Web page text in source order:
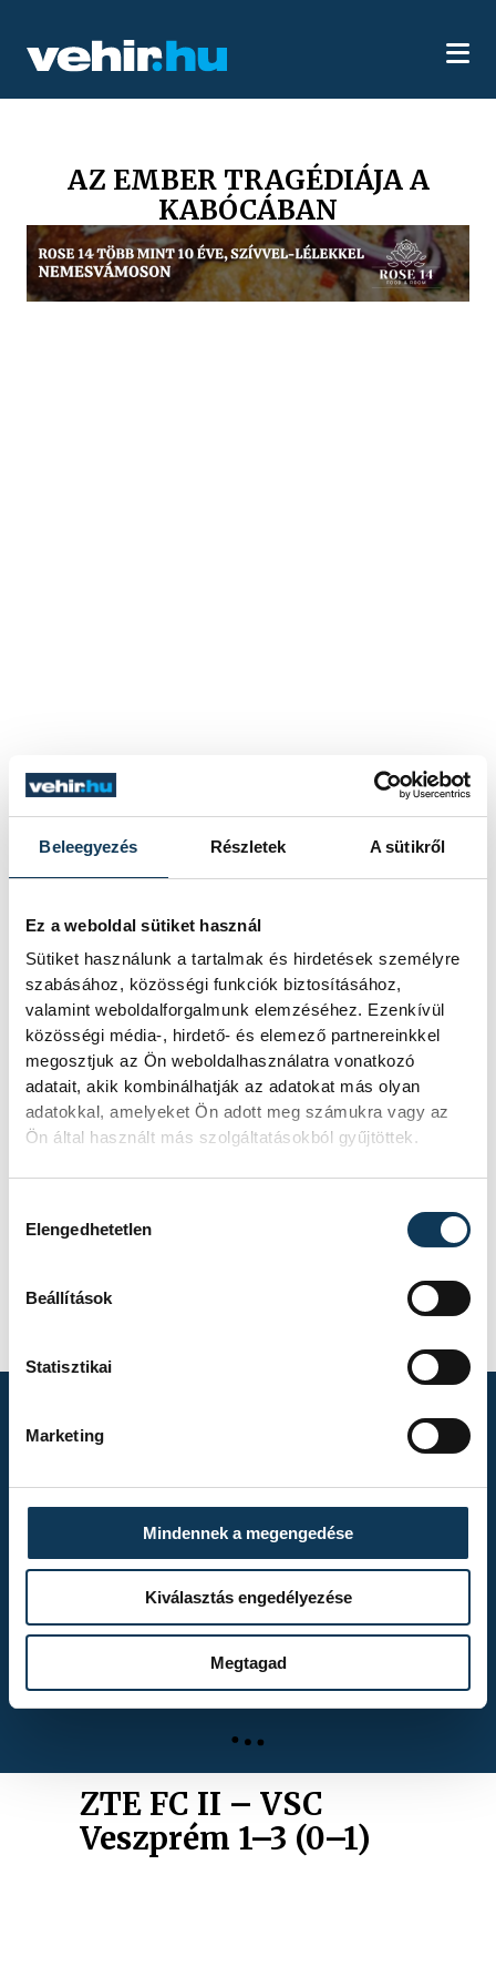
Beleegyezés Részletek A sütikről
Ez a weboldal sütiket használ
Sütiket használunk a tartalmak és hirdetések személyre
szabásához, közösségi funkciók biztosításához,
valamint weboldalforgalmunk elemzéséhez. Ezenkívül
közösségi média-, hirdető- és elemező partnereinkkel
megosztjuk az Ön weboldalhasználatra vonatkozó
adatait, akik kombinálhatják az adatokat más olyan
adatokkal, amelyeket Ön adott meg számukra vagy az
Ön által használt más szolgáltatásokból gyűjtöttek.
Elengedhetetlen
Beállítások
Statisztikai
Marketing
Mindennek a megengedése
Kiválasztás engedélyezése
Megtagad
AZ EMBER TRAGÉDIÁJA A
KABÓCÁBAN
ALBUMOK
Kékszalag 2026.
ZTE FC II – VSC
Veszprém 1–3 (0–1)